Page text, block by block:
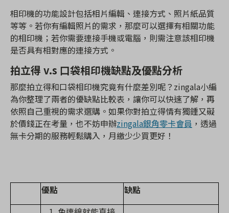
相印機的功能設計包括相片編輯、連接方式、照片紙品質
等等。若你有編輯照片的需求，那麼可以選擇有相關功能
的相印機；若你需要連接手機或電腦，則需注意該相印機
是否具有相對應的連接方式。
拍立得 v.s 口袋相印機缺點及優點分析
那麼拍立得和口袋相印機究竟有什麼差別呢？zingala小編
為你整理了兩者的優缺點比較表，讓你可以快速了解，再
依照自己重視的需求選購。如果你對拍立得情有獨鍾又礙
於價錢正在考量，也不妨申辦zingala銀角零卡會員 ，透過
無卡分期的服務輕鬆購入，月繳少少買更好！
優點 缺點